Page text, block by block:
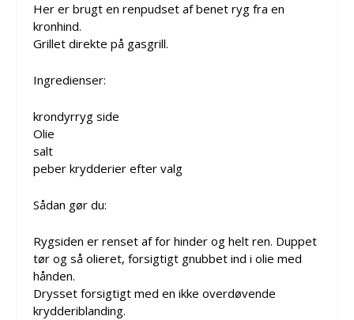
Her er brugt en renpudset af benet ryg fra en
kronhind.
Grillet direkte på gasgrill.
Ingredienser:
krondyrryg side
Olie
salt
peber krydderier efter valg
Sådan gør du:
Rygsiden er renset af for hinder og helt ren. Duppet
tør og så olieret, forsigtigt gnubbet ind i olie med
hånden.
Drysset forsigtigt med en ikke overdøvende
krydderiblanding.